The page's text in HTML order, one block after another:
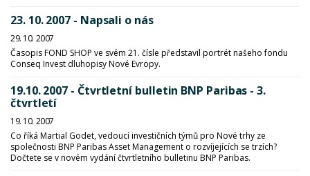
23. 10. 2007 - Napsali o nás
29. 10. 2007
Časopis FOND SHOP ve svém 21. čísle představil portrét našeho fondu
Conseq Invest dluhopisy Nové Evropy.
19.10. 2007 - Čtvrtletní bulletin BNP Paribas - 3.
čtvrtletí
19. 10. 2007
Co říká Martial Godet, vedoucí investičních týmů pro Nové trhy ze
společnosti BNP Paribas Asset Management o rozvíjejících se trzích?
Dočtete se v novém vydání čtvrtletního bulletinu BNP Paribas.